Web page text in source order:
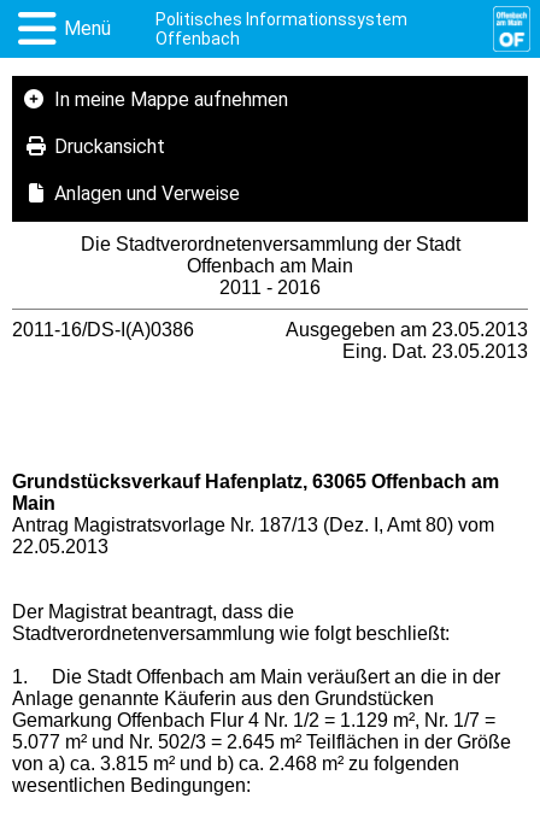
Menü
Politisches Informationssystem
Offenbach
In meine Mappe aufnehmen
Druckansicht
Anlagen und Verweise
Die Stadtverordnetenversammlung der Stadt
Offenbach am Main
2011 - 2016
2011-16/DS-I(A)0386
Ausgegeben am 23.05.2013
Eing. Dat. 23.05.2013
Grundstücksverkauf Hafenplatz, 63065 Offenbach am
Main
Antrag Magistratsvorlage Nr. 187/13 (Dez. I, Amt 80) vom
22.05.2013
Der Magistrat beantragt, dass die
Stadtverordnetenversammlung wie folgt beschließt:
1.
Die Stadt Offenbach am Main veräußert an die in der
Anlage genannte Käuferin aus den Grundstücken
Gemarkung Offenbach Flur 4 Nr. 1/2 = 1.129 m², Nr. 1/7 =
5.077 m² und Nr. 502/3 = 2.645 m² Teilflächen in der Größe
von a) ca. 3.815 m² und b) ca. 2.468 m² zu folgenden
wesentlichen Bedingungen: